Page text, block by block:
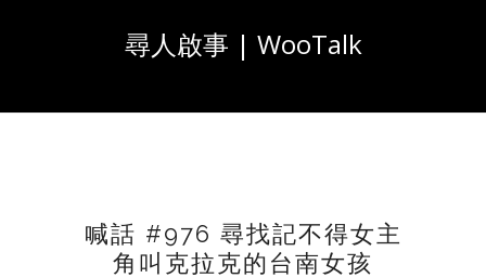
尋人啟事 | WooTalk
喊話 #976 尋找記不得女主
角叫克拉克的台南女孩